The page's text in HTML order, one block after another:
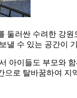
러싼 수려한 강원
낼 수 있는 공간이
아이들도 부모와
로 탈바꿈하여 지